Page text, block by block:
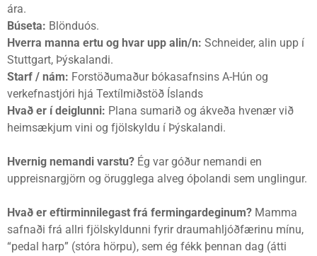
ára.
Búseta: Blönduós.
Hverra manna ertu og hvar upp alin/n: Schneider, alin upp í
Stuttgart, Þýskalandi.
Starf / nám: Forstöðumaður bókasafnsins A-Hún og
verkefnastjóri hjá Textílmiðstöð Íslands
Hvað er í deiglunni: Plana sumarið og ákveða hvenær við
heimsækjum vini og fjölskyldu í Þýskalandi.
Hvernig nemandi varstu? Ég var góður nemandi en
uppreisnargjörn og örugglega alveg óþolandi sem unglingur.
Hvað er eftirminnilegast frá fermingardeginum? Mamma
safnaði frá allri fjölskyldunni fyrir draumahljóðfærinu mínu,
“pedal harp” (stóra hörpu), sem ég fékk þennan dag (átti